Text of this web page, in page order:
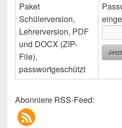
Paket
Schülerversion,
Lehrerversion, PDF
und DOCX (ZIP-
File),
passwortgeschützt
Abonniere RSS-Feed: